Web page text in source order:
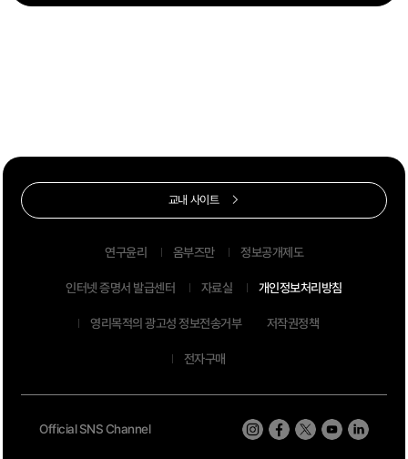
Official SNS Channel
연구윤리 옴부즈만 정보공개제도
인터넷 증명서 발급센터 자료실 개인정보처리방침
영리목적의 광고성 정보전송거부 저작권정책
전자구매
교내 사이트